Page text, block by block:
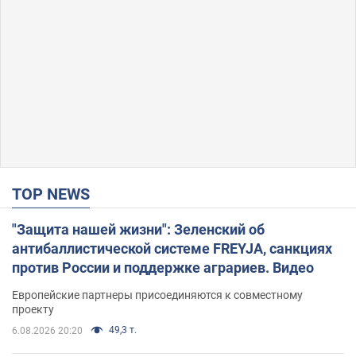
TOP NEWS
"Защита нашей жизни": Зеленский об
антибаллистической системе FREYJA, санкциях
против России и поддержке аграриев. Видео
Европейские партнеры присоединяются к совместному
проекту
6.08.2026 20:20 49,3 т.